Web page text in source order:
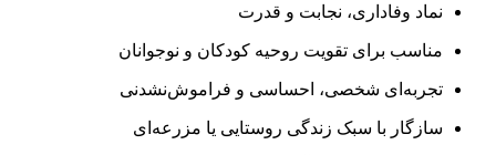
نماد وفاداری، نجابت و قدرت
مناسب برای تقویت روحیه کودکان و نوجوانان
تجربه‌ای شخصی، احساسی و فراموش‌نشدنی
سازگار با سبک زندگی روستایی یا مزرعه‌ای